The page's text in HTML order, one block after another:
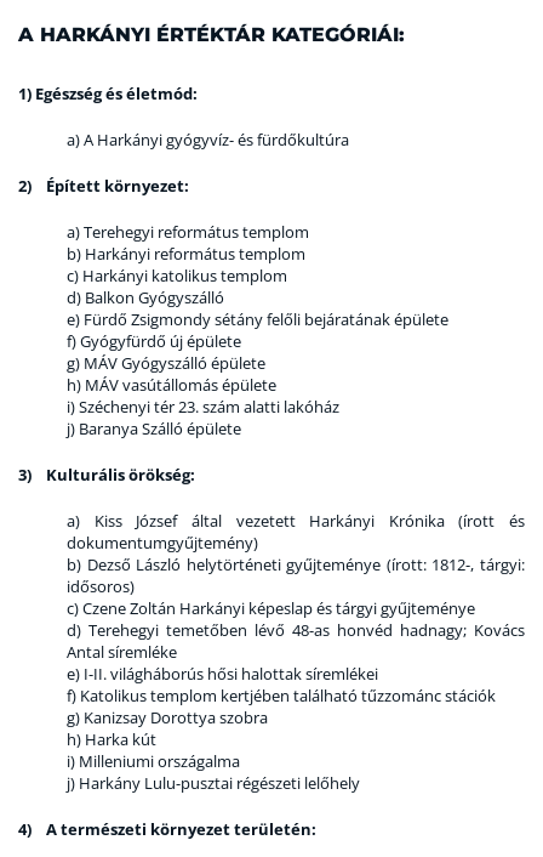
A HARKÁNYI ÉRTÉKTÁR KATEGÓRIÁI:
1) Egészség és életmód:
a) A Harkányi gyógyvíz- és fürdőkultúra
2) Épített környezet:
a) Terehegyi református templom
b) Harkányi református templom
c) Harkányi katolikus templom
d) Balkon Gyógyszálló
e) Fürdő Zsigmondy sétány felőli bejáratának épülete
f) Gyógyfürdő új épülete
g) MÁV Gyógyszálló épülete
h) MÁV vasútállomás épülete
i) Széchenyi tér 23. szám alatti lakóház
j) Baranya Szálló épülete
3) Kulturális örökség:
a) Kiss József által vezetett Harkányi Krónika (írott és
dokumentumgyűjtemény)
b) Dezső László helytörténeti gyűjteménye (írott: 1812-, tárgyi:
idősoros)
c) Czene Zoltán Harkányi képeslap és tárgyi gyűjteménye
d) Terehegyi temetőben lévő 48-as honvéd hadnagy; Kovács
Antal síremléke
e) I-II. világháborús hősi halottak síremlékei
f) Katolikus templom kertjében található tűzzománc stációk
g) Kanizsay Dorottya szobra
h) Harka kút
i) Milleniumi országalma
j) Harkány Lulu-pusztai régészeti lelőhely
4) A természeti környezet területén: